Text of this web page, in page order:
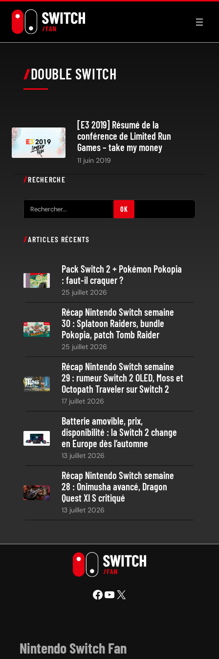
contenu
DOUBLE SWITCH
[E3 2019] Résumé de la
conférence de Limited Run
Games – take my money
11 juin 2019
RECHERCHE
e
h
OK
ARTICLES RÉCENTS
Pack Switch 2 + Pokémon Pokopia
: faut-il craquer ?
25 juillet 2026
Récap Nintendo Switch semaine
30 : Splatoon Raiders, bundle
Pokopia, patch Tomb Raider
25 juillet 2026
Récap Nintendo Switch semaine
29 : rumeur Switch 2 OLED, Moss et
Octopath Traveler sur Switch 2
17 juillet 2026
Batterie amovible, prix,
disponibilité : la Switch 2 change
en Europe dès l’automne
13 juillet 2026
Récap Nintendo Switch semaine
28 : Onimusha avancé, Dragon
Quest XI S critiqué
13 juillet 2026
Facebook YouTube X
Nintendo Switch Fan